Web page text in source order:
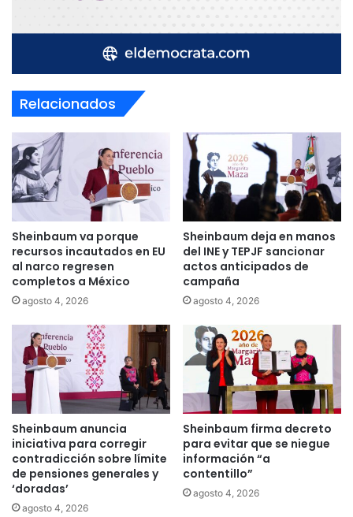
Relacionados
Sheinbaum va porque
recursos incautados en EU
al narco regresen
completos a México
agosto 4, 2026
Sheinbaum deja en manos
del INE y TEPJF sancionar
actos anticipados de
campaña
agosto 4, 2026
Sheinbaum anuncia
iniciativa para corregir
contradicción sobre límite
de pensiones generales y
‘doradas’
agosto 4, 2026
Sheinbaum firma decreto
para evitar que se niegue
información “a
contentillo”
agosto 4, 2026